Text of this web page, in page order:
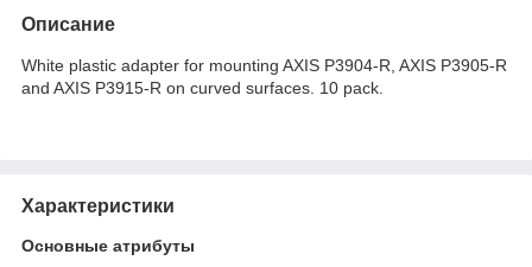
Описание
White plastic adapter for mounting AXIS P3904-R, AXIS P3905-R
and AXIS P3915-R on curved surfaces. 10 pack.
Характеристики
Основные атрибуты